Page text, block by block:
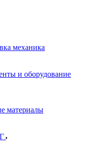
механика
и оборудование
материалы